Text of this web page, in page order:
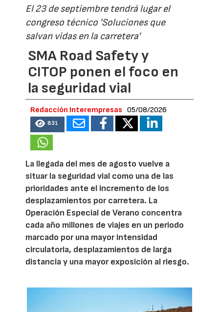
El 23 de septiembre tendrá lugar el
congreso técnico 'Soluciones que
salvan vidas en la carretera'
SMA Road Safety y
CITOP ponen el foco en
la seguridad vial
Redacción Interempresas 05/08/2026
831
La llegada del mes de agosto vuelve a
situar la seguridad vial como una de las
prioridades ante el incremento de los
desplazamientos por carretera. La
Operación Especial de Verano concentra
cada año millones de viajes en un periodo
marcado por una mayor intensidad
circulatoria, desplazamientos de larga
distancia y una mayor exposición al riesgo.